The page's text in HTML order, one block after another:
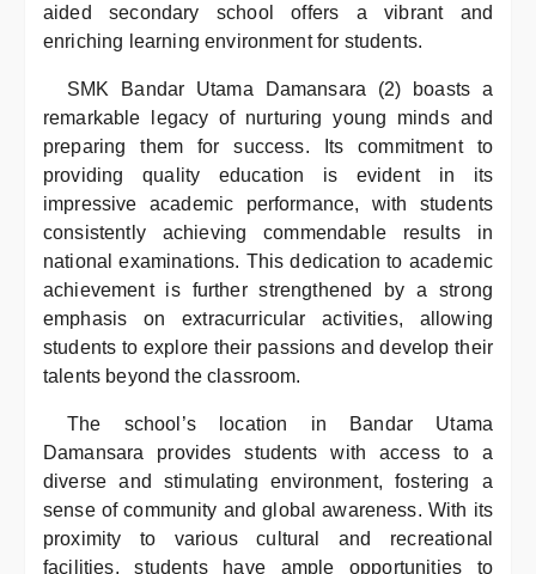
aided secondary school offers a vibrant and
enriching learning environment for students.
SMK Bandar Utama Damansara (2) boasts a
remarkable legacy of nurturing young minds and
preparing them for success. Its commitment to
providing quality education is evident in its
impressive academic performance, with students
consistently achieving commendable results in
national examinations. This dedication to academic
achievement is further strengthened by a strong
emphasis on extracurricular activities, allowing
students to explore their passions and develop their
talents beyond the classroom.
The school’s location in Bandar Utama
Damansara provides students with access to a
diverse and stimulating environment, fostering a
sense of community and global awareness. With its
proximity to various cultural and recreational
facilities, students have ample opportunities to